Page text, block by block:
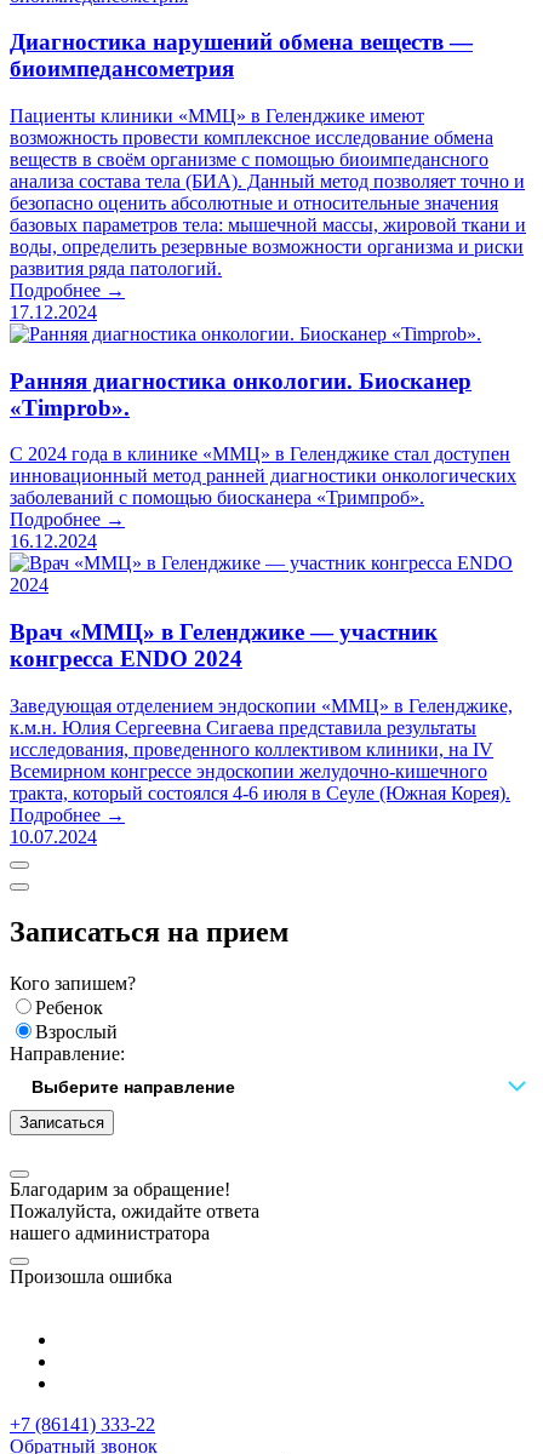
Диагностика нарушений обмена веществ —
биоимпедансометрия
Пациенты клиники «ММЦ» в Геленджике имеют
возможность провести комплексное исследование обмена
веществ в своём организме с помощью биоимпедансного
анализа состава тела (БИА). Данный метод позволяет точно и
безопасно оценить абсолютные и относительные значения
базовых параметров тела: мышечной массы, жировой ткани и
воды, определить резервные возможности организма и риски
развития ряда патологий.
Подробнее →
17.12.2024
Ранняя диагностика онкологии. Биосканер
«Timprob».
С 2024 года в клинике «ММЦ» в Геленджике стал доступен
инновационный метод ранней диагностики онкологических
заболеваний с помощью биосканера «Тримпроб».
Подробнее →
16.12.2024
Врач «ММЦ» в Геленджике — участник
конгресса ENDO 2024
Заведующая отделением эндоскопии «ММЦ» в Геленджике,
к.м.н. Юлия Сергеевна Сигаева представила результаты
исследования, проведенного коллективом клиники, на IV
Всемирном конгрессе эндоскопии желудочно-кишечного
тракта, который состоялся 4-6 июля в Сеуле (Южная Корея).
Подробнее →
10.07.2024
Записаться на прием
Кого запишем?
Ребенок
Взрослый
Направление:
Записаться
Благодарим за обращение!
Пожалуйста, ожидайте ответа
нашего администратора
Произошла ошибка
+7 (86141) 333-22
Обратный звонок